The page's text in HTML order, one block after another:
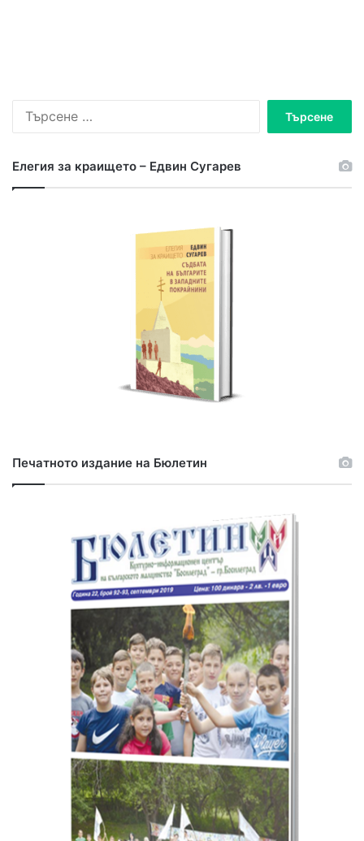
Елегия за краището – Едвин Сугарев
Печатното издание на Бюлетин